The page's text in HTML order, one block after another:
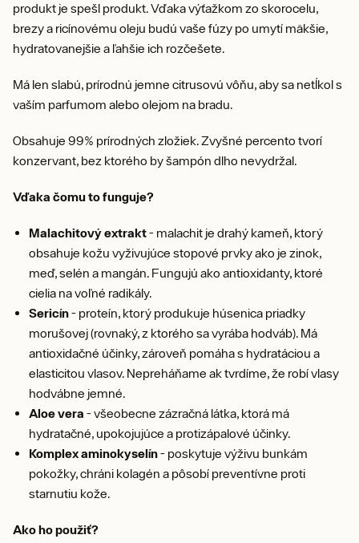
produkt je spešl produkt. Vďaka výťažkom zo skorocelu,
brezy a ricínovému oleju budú vaše fúzy po umytí mäkšie,
hydratovanejšie a ľahšie ich rozčešete.
Má len slabú, prírodnú jemne citrusovú vôňu, aby sa netĺkol s
vaším parfumom alebo olejom na bradu.
Obsahuje 99% prírodných zložiek. Zvyšné percento tvorí
konzervant, bez ktorého by šampón dlho nevydržal.
Vďaka čomu to funguje?
Malachitový extrakt- malachit je drahý kameň, ktorý
obsahuje kožu vyživujúce stopové prvky ako je zinok,
meď, selén a mangán. Fungujú ako antioxidanty, ktoré
cielia na voľné radikály.
Sericín- proteín, ktorý produkuje húsenica priadky
morušovej (rovnaký, z ktorého sa vyrába hodváb). Má
antioxidačné účinky, zároveň pomáha s hydratáciou a
elasticitou vlasov. Nepreháňame ak tvrdíme, že robí vlasy
hodvábne jemné.
Aloe vera - všeobecne zázračná látka, ktorá má
hydratačné, upokojujúce a protizápalové účinky.
Komplex aminokyselín- poskytuje výživu bunkám
pokožky, chráni kolagén a pôsobí preventívne proti
starnutiu kože.
Ako ho použiť?